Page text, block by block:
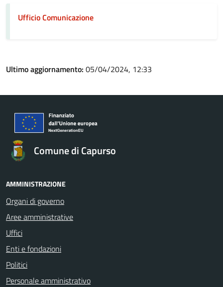
Ufficio Comunicazione
Ultimo aggiornamento: 05/04/2024, 12:33
Comune di Capurso
AMMINISTRAZIONE
Organi di governo
Aree amministrative
Uffici
Enti e fondazioni
Politici
Personale amministrativo